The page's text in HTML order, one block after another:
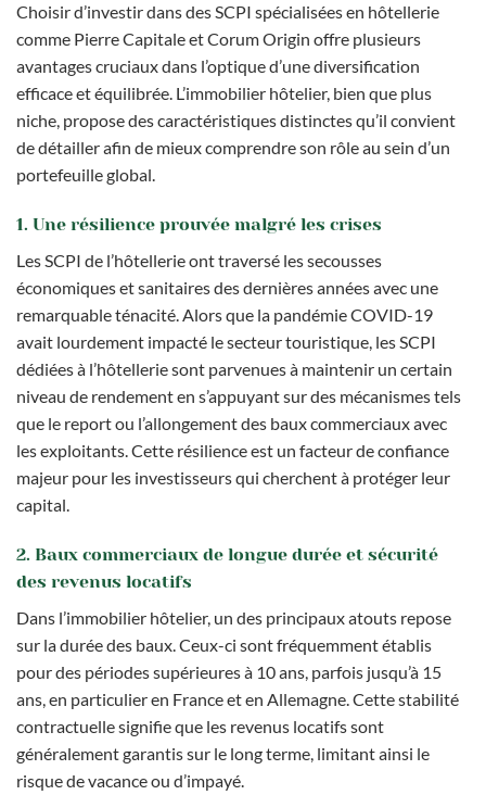
Choisir d’investir dans des SCPI spécialisées en hôtellerie
comme Pierre Capitale et Corum Origin offre plusieurs
avantages cruciaux dans l’optique d’une diversification
efficace et équilibrée. L’immobilier hôtelier, bien que plus
niche, propose des caractéristiques distinctes qu’il convient
de détailler afin de mieux comprendre son rôle au sein d’un
portefeuille global.
1. Une résilience prouvée malgré les crises
Les SCPI de l’hôtellerie ont traversé les secousses
économiques et sanitaires des dernières années avec une
remarquable ténacité. Alors que la pandémie COVID-19
avait lourdement impacté le secteur touristique, les SCPI
dédiées à l’hôtellerie sont parvenues à maintenir un certain
niveau de rendement en s’appuyant sur des mécanismes tels
que le report ou l’allongement des baux commerciaux avec
les exploitants. Cette résilience est un facteur de confiance
majeur pour les investisseurs qui cherchent à protéger leur
capital.
2. Baux commerciaux de longue durée et sécurité
des revenus locatifs
Dans l’immobilier hôtelier, un des principaux atouts repose
sur la durée des baux. Ceux-ci sont fréquemment établis
pour des périodes supérieures à 10 ans, parfois jusqu’à 15
ans, en particulier en France et en Allemagne. Cette stabilité
contractuelle signifie que les revenus locatifs sont
généralement garantis sur le long terme, limitant ainsi le
risque de vacance ou d’impayé.